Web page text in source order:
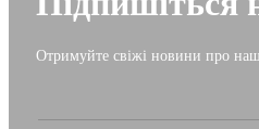
Отримуйте свіжі новини про